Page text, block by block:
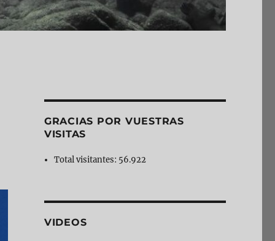
GRACIAS POR VUESTRAS
VISITAS
Total visitantes: 56.922
VIDEOS